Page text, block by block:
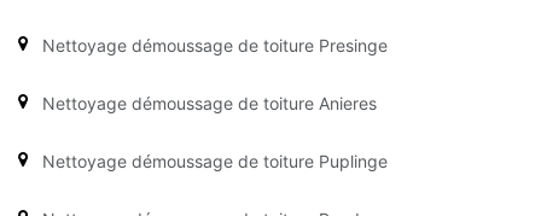
Nettoyage démoussage de toiture Presinge
Nettoyage démoussage de toiture Anieres
Nettoyage démoussage de toiture Puplinge